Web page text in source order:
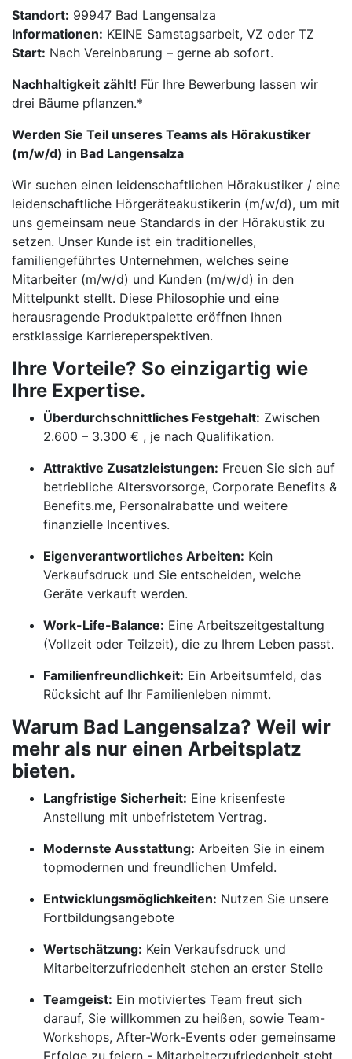
Standort: 99947 Bad Langensalza
Informationen: KEINE Samstagsarbeit, VZ oder TZ
Start: Nach Vereinbarung – gerne ab sofort.
Nachhaltigkeit zählt! Für Ihre Bewerbung lassen wir
drei Bäume pflanzen.*
Werden Sie Teil unseres Teams als Hörakustiker
(m/w/d) in Bad Langensalza
Wir suchen einen leidenschaftlichen Hörakustiker / eine
leidenschaftliche Hörgeräteakustikerin (m/w/d), um mit
uns gemeinsam neue Standards in der Hörakustik zu
setzen. Unser Kunde ist ein traditionelles,
familiengeführtes Unternehmen, welches seine
Mitarbeiter (m/w/d) und Kunden (m/w/d) in den
Mittelpunkt stellt. Diese Philosophie und eine
herausragende Produktpalette eröffnen Ihnen
erstklassige Karriereperspektiven.
Ihre Vorteile? So einzigartig wie
Ihre Expertise.
Überdurchschnittliches Festgehalt: Zwischen
2.600 – 3.300 € , je nach Qualifikation.
Attraktive Zusatzleistungen: Freuen Sie sich auf
betriebliche Altersvorsorge, Corporate Benefits &
Benefits.me, Personalrabatte und weitere
finanzielle Incentives.
Eigenverantwortliches Arbeiten: Kein
Verkaufsdruck und Sie entscheiden, welche
Geräte verkauft werden.
Work-Life-Balance: Eine Arbeitszeitgestaltung
(Vollzeit oder Teilzeit), die zu Ihrem Leben passt.
Familienfreundlichkeit: Ein Arbeitsumfeld, das
Rücksicht auf Ihr Familienleben nimmt.
Warum Bad Langensalza? Weil wir
mehr als nur einen Arbeitsplatz
bieten.
Langfristige Sicherheit: Eine krisenfeste
Anstellung mit unbefristetem Vertrag.
Modernste Ausstattung: Arbeiten Sie in einem
topmodernen und freundlichen Umfeld.
Entwicklungsmöglichkeiten: Nutzen Sie unsere
Fortbildungsangebote
Wertschätzung: Kein Verkaufsdruck und
Mitarbeiterzufriedenheit stehen an erster Stelle
Teamgeist: Ein motiviertes Team freut sich
darauf, Sie willkommen zu heißen, sowie Team-
Workshops, After-Work-Events oder gemeinsame
Erfolge zu feiern - Mitarbeiterzufriedenheit steht